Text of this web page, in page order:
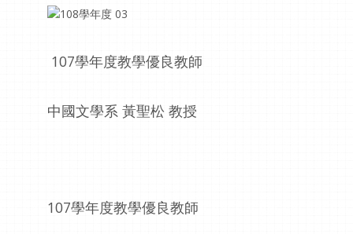
107學年度教學優良教師
中國文學系 黃聖松 教授
107學年度教學優良教師